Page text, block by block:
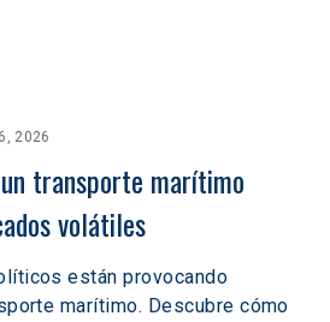
2026
transporte marítimo
volátiles
están provocando
marítimo. Descubre cómo